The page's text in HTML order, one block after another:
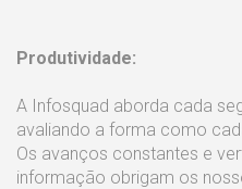
Produtividade:
A Infosquad aborda cada
avaliando a forma como
Os avanços constantes e
informação obrigam os